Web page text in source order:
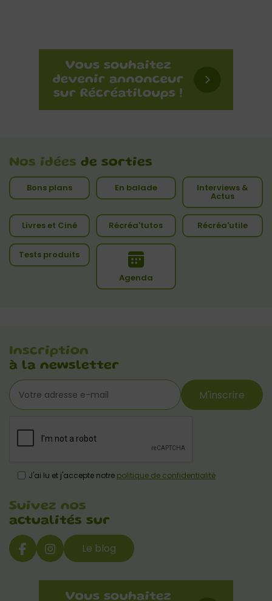
Nos idées de sorties
Bons plans En balade Interviews &
Actus
Livres et Ciné Récréa'tutos Récréa'utile
Tests produits
Agenda
Inscription
à la newsletter
M'inscrire
J'ai lu et j'accepte notre politique de confidentialité
Suivez nos
actualités sur
Le blog